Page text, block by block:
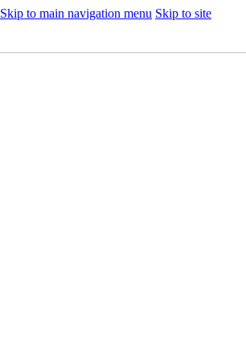
Skip to main navigation menu Skip to site